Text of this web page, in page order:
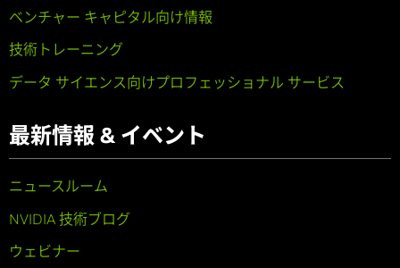
ベンチャー キャピタル向け情報
技術トレーニング
データ サイエンス向けプロフェッショナル サービス
最新情報 & イベント
ニュースルーム
NVIDIA 技術ブログ
ウェビナー